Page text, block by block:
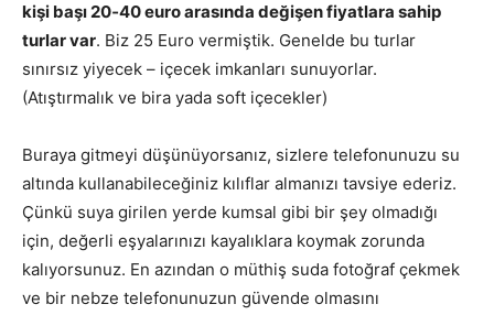
kişi başı 20‑40 euro arasında değişen fiyatlara sahip
turlar var. Biz 25 Euro vermiştik. Genelde bu turlar
sınırsız yiyecek – içecek imkanları sunuyorlar.
(Atıştırmalık ve bira yada soft içecekler)
Buraya gitmeyi düşünüyorsanız, sizlere telefonunuzu su
altında kullanabileceğiniz kılıflar almanızı tavsiye ederiz.
Çünkü suya girilen yerde kumsal gibi bir şey olmadığı
için, değerli eşyalarınızı kayalıklara koymak zorunda
kalıyorsunuz. En azından o müthiş suda fotoğraf çekmek
ve bir nebze telefonunuzun güvende olmasını